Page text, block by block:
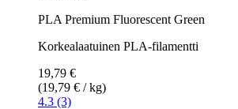
PLA Premium Fluorescent Green
Korkealaatuinen PLA-filamentti
19,79 €
(19,79 € / kg)
4.3 (3)